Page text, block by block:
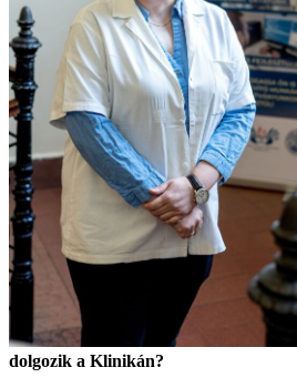
dolgozik a Klinikán?